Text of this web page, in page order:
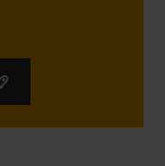
Des
de vos